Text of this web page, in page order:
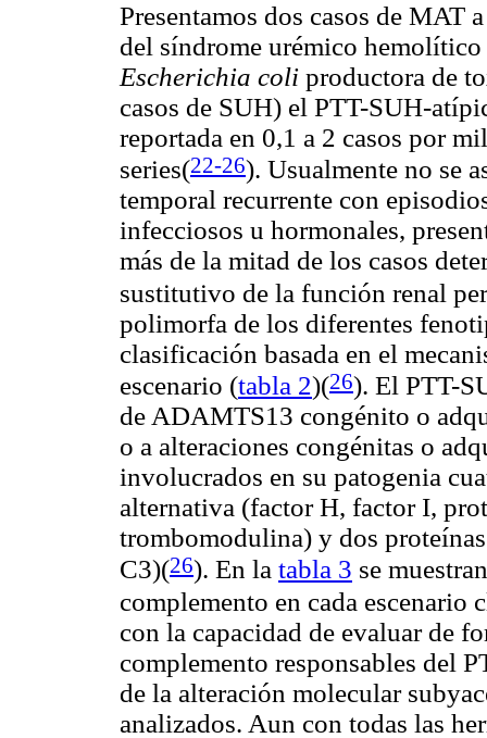
Presentamos dos casos de MAT
del síndrome urémico
Escherichia coli productora de
casos de SUH) el PTT-SUH-
reportada en 0,1 a 2 casos por
series(22-26). Usualmente no se
temporal recurrente con
infecciosos u hormonales,
más de la mitad de los casos
sustitutivo de la función renal
polimorfa de los diferentes
clasificación basada en el
escenario (tabla 2)(26). El PTT-
de ADAMTS13 congénito o
o a alteraciones congénitas o
involucrados en su patogenia
alternativa (factor H, factor I,
trombomodulina) y dos
C3)(26). En la tabla 3 se
complemento en cada escenario
con la capacidad de evaluar de
complemento responsables del
de la alteración molecular
analizados. Aun con todas las